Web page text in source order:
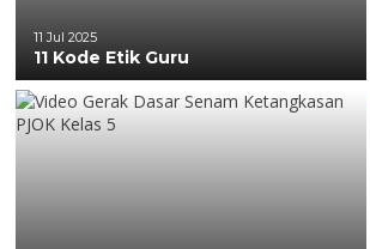
11 Jul 2025
11 Kode Etik Guru